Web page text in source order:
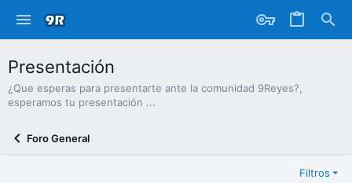
Presentación
¿Que esperas para presentarte ante la comunidad 9Reyes?,
esperamos tu presentación ...
Foro General
Filtros